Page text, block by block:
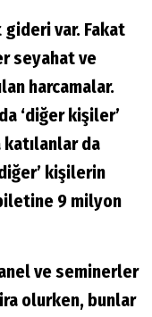
gideri var. Fakat
seyahat ve
harcamalar.
‘diğer kişiler’
da
kişilerin
9 milyon
ve seminerler
olurken, bunlar